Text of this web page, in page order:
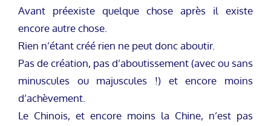
Avant préexiste quelque chose après il existe
encore autre chose.
Rien n’étant créé rien ne peut donc aboutir.
Pas de création, pas d’aboutissement (avec ou sans
minuscules ou majuscules !) et encore moins
d’achèvement.
Le Chinois, et encore moins la Chine, n’est pas